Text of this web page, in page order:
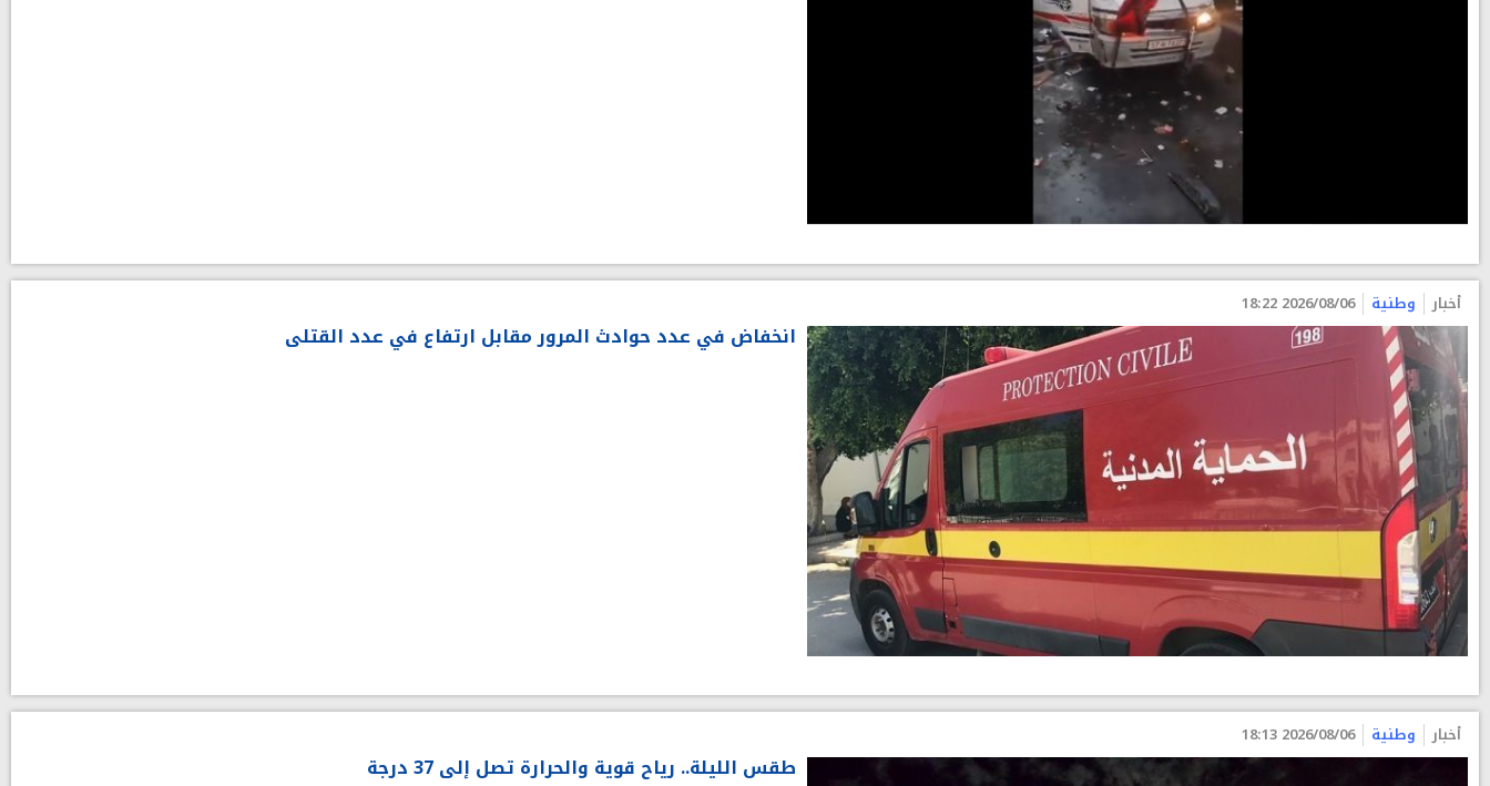
أخبار وطنية 2026/08/06 18:22
انخفاض في عدد حوادث المرور مقابل ارتفاع في عدد القتلى
أخبار وطنية 2026/08/06 18:13
طقس الليلة.. رياح قوية والحرارة تصل إلى 37 درجة